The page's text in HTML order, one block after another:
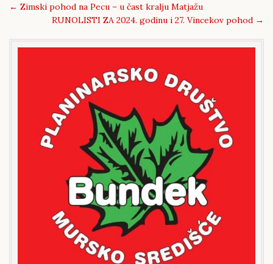
← Zimski pohod na Pecu – u čast kralju Matjažu
RUNOLISTI ZA 2024. godinu i 27. Vincekov pohod →